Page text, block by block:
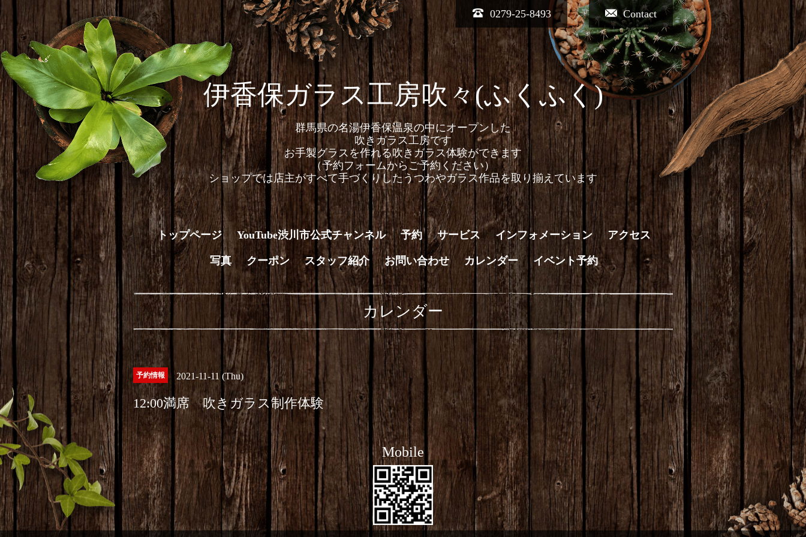
Contact
0279-25-8493
伊香保ガラス工房吹々(ふくふく)
群馬県の名湯伊香保温泉の中にオープンした
吹きガラス工房です
お手製グラスを作れる吹きガラス体験ができます
（予約フォームからご予約ください）
ショップでは店主がすべて手づくりしたうつわやガラス作品を取り揃えています
トップページ YouTube渋川市公式チャンネル 予約 サービス インフォメーション アクセス
写真 クーポン スタッフ紹介 お問い合わせ カレンダー イベント予約
カレンダー
予約情報 2021-11-11 (Thu)
12:00満席 吹きガラス制作体験
Mobile